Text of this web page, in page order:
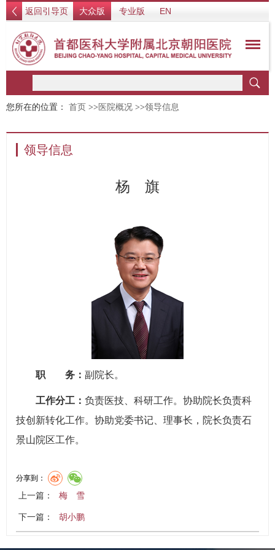
返回引导页 大众版 专业版 EN
您所在的位置： 首页 >> 医院概况 >>领导信息
领导信息
杨 旗
职 务： 副院长。
工作分工： 负责医技、科研工作。协助院长负责科
技创新转化工作。协助党委书记、理事长，院长负责石
景山院区工作。
分享到：
上一篇： 梅 雪
下一篇： 胡小鹏